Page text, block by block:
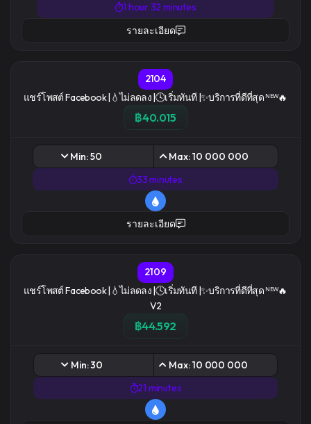
1 hour 32 minutes
รายละเอียด
2104
แชร์โพสต์ Facebook |💧ไม่ลดลง |🕓เริ่มทันที |✨บริการที่ดีที่สุด ᴺᴱᵂ🔥
฿40.015
Min: 50
Max: 10 000 000
33 minutes
รายละเอียด
2109
แชร์โพสต์ Facebook |💧ไม่ลดลง |🕓เริ่มทันที |✨บริการที่ดีที่สุด ᴺᴱᵂ🔥
V2
฿44.592
Min: 30
Max: 10 000 000
21 minutes